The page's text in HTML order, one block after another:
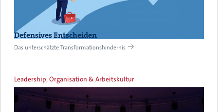
Defensives Entscheiden
Das unterschätzte Transformationshindernis
Leadership, Organisation & Arbeitskultur